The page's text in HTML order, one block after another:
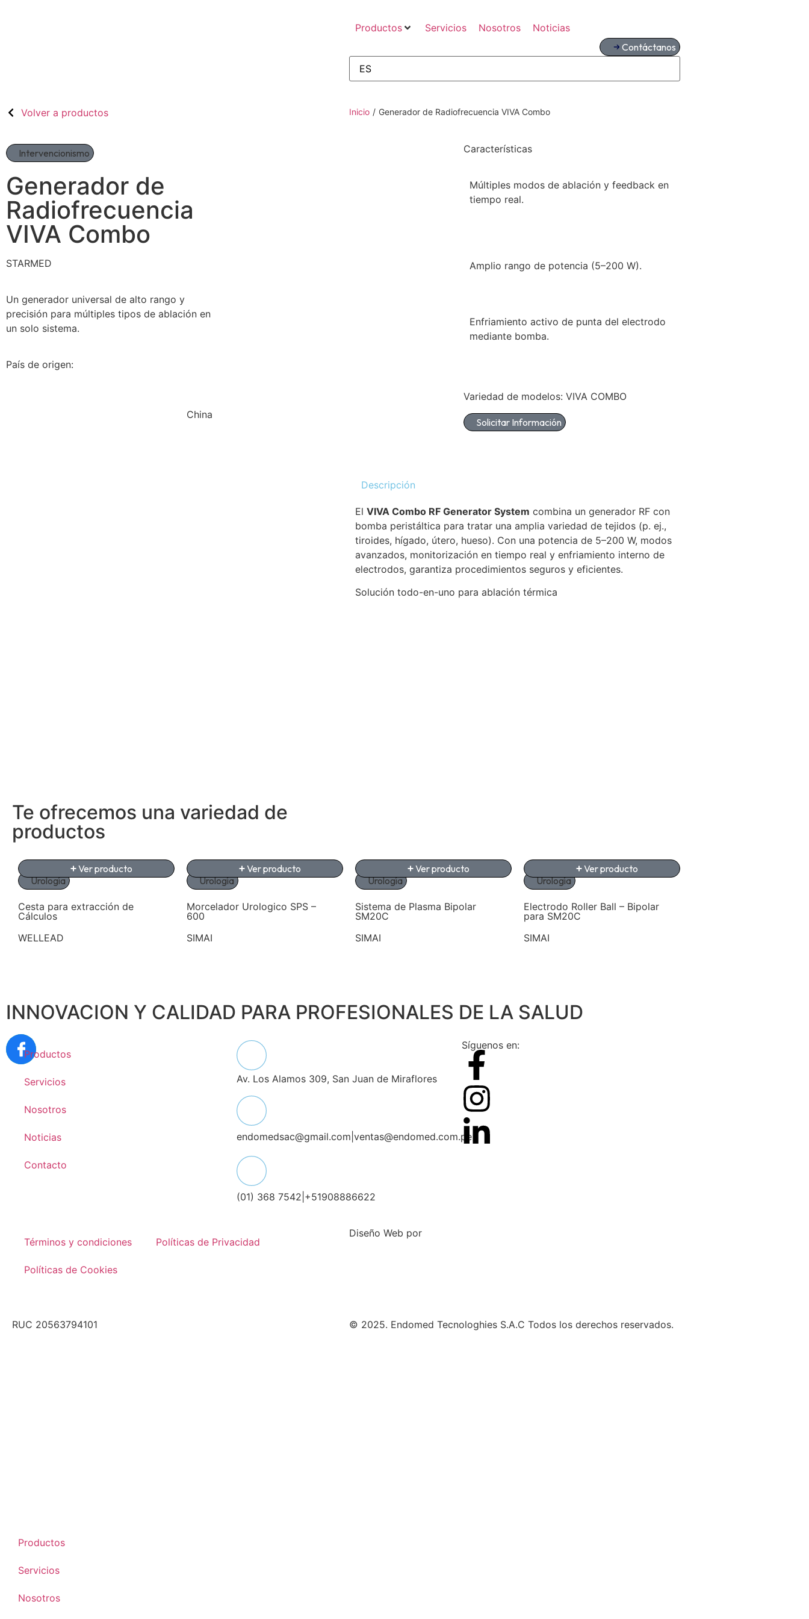
Productos Servicios Nosotros
Noticias
Contáctanos
Volver a productos Inicio / Generador de Radiofrecuencia VIVA Combo
Intervencionismo
Generador de
Radiofrecuencia
VIVA Combo
STARMED
Un generador universal de alto rango y
precisión para múltiples tipos de ablación en
un solo sistema.
País de origen:
China
Características
Múltiples modos de ablación y feedback en
tiempo real.
Amplio rango de potencia (5–200 W).
Enfriamiento activo de punta del electrodo
mediante bomba.
Variedad de modelos: VIVA COMBO
Solicitar Información
Descripción
El VIVA Combo RF Generator System combina un generador RF con
bomba peristáltica para tratar una amplia variedad de tejidos (p. ej.,
tiroides, hígado, útero, hueso). Con una potencia de 5–200 W, modos
avanzados, monitorización en tiempo real y enfriamiento interno de
electrodos, garantiza procedimientos seguros y eficientes.
Solución todo-en-uno para ablación térmica
Te ofrecemos una variedad de
productos
Urología
Cesta para extracción de
Cálculos
WELLEAD
Ver producto
Urología
Morcelador Urologico SPS –
600
SIMAI
Ver producto
Urología
Sistema de Plasma Bipolar
SM20C
SIMAI
Ver producto
Urología
Electrodo Roller Ball – Bipolar
para SM20C
SIMAI
Ver producto
INNOVACION Y CALIDAD PARA PROFESIONALES DE LA SALUD
Productos
Servicios
Nosotros
Noticias
Contacto
Av. Los Alamos 309, San Juan de Miraflores
endomedsac@gmail.com |ventas@endomed.com.pe
(01) 368 7542 +51908886622
Síguenos en:
Términos y condiciones Políticas de Privacidad
Políticas de Cookies
Diseño Web por
RUC 20563794101 © 2025. Endomed Tecnologhies S.A.C Todos los derechos reservados.
Productos
Servicios
Nosotros